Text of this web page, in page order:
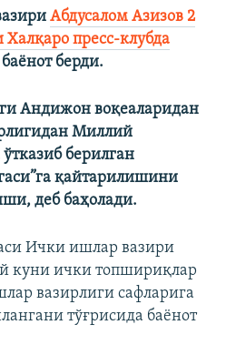
Абдусалом Азизов 2
пресс-клубда
баёнот берди.
Андижон воқеаларидан
Миллий
берилган
қайтарилишини
деб баҳолади.
Ички ишлар вазири
куни ички топшириқлар
вазирлиги сафларига
тўғрисида баёнот